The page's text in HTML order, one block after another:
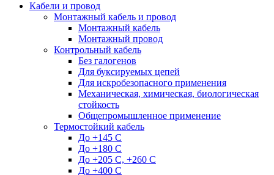
Кабели и провод
Монтажный кабель и провод
Монтажный кабель
Монтажный провод
Контрольный кабель
Без галогенов
Для буксируемых цепей
Для искробезопасного применения
Механическая, химическая, биологическая
стойкость
Общепромышленное применение
Термостойкий кабель
До +145 С
До +180 C
До +205 С, +260 С
До +400 C